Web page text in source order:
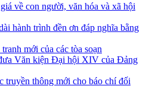
về con người, văn hóa và xã hội
hành trình đền ơn đáp nghĩa bằng
mới của các tòa soạn
Văn kiện Đại hội XIV của Đảng
truyền thông mới cho báo chí đối